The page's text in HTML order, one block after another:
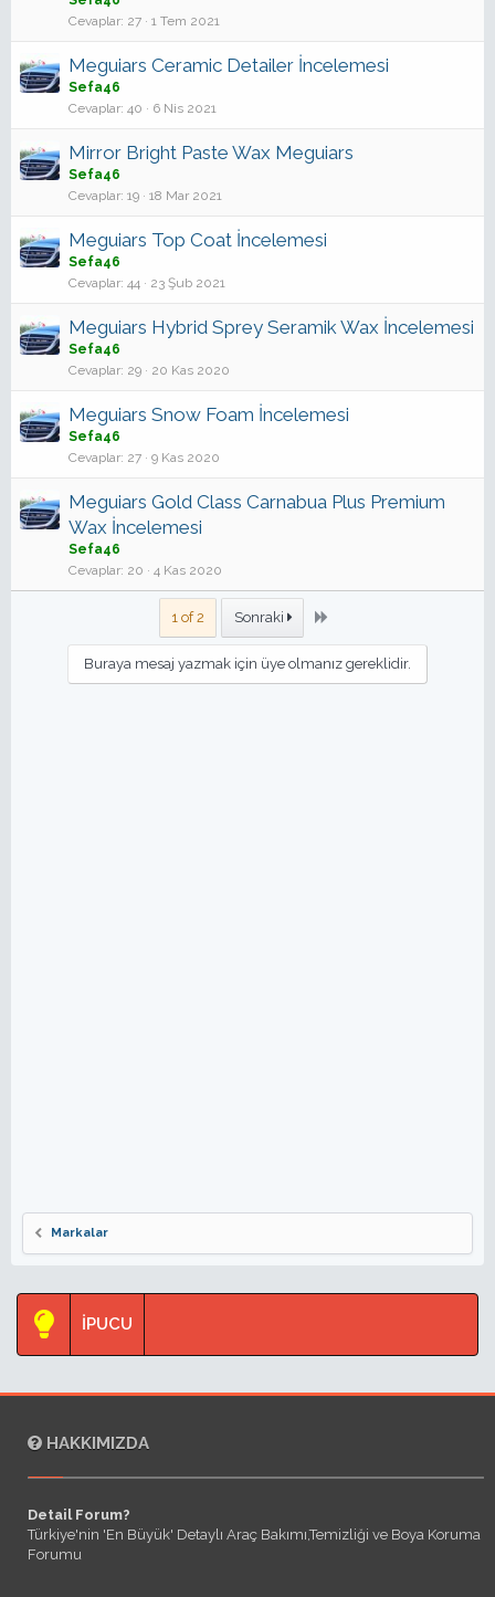
Cevaplar 27 1 Tem 2021
Meguiars Ceramic Detailer İncelemesi
Sefa46
Cevaplar 40 6 Nis 2021
Mirror Bright Paste Wax Meguiars
Sefa46
Cevaplar 19 18 Mar 2021
Meguiars Top Coat İncelemesi
Sefa46
Cevaplar 44 23 Şub 2021
Meguiars Hybrid Sprey Seramik Wax İncelemesi
Sefa46
Cevaplar 29 20 Kas 2020
Meguiars Snow Foam İncelemesi
Sefa46
Cevaplar 27 9 Kas 2020
Meguiars Gold Class Carnabua Plus Premium
Wax İncelemesi
Sefa46
Cevaplar 20 4 Kas 2020
1 of 2 Sonraki
Buraya mesaj yazmak için üye olmanız gereklidir.
Markalar
İPUCU
HAKKIMIZDA
Detail Forum?
Türkiye'nin 'En Büyük' Detaylı Araç Bakımı,Temizliği ve Boya Koruma
Forumu